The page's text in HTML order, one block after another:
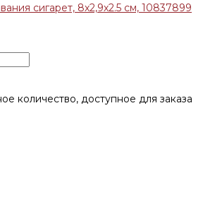
сигарет, 8х2,9х2.5 см, 10837899
количество, доступное для заказа